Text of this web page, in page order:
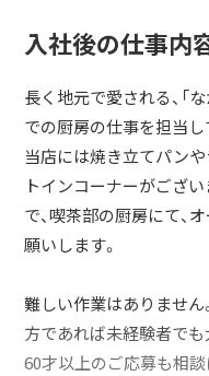
入社後の仕事内
長く地元で愛される、「
での厨房の仕事を担当し
当店には焼き立てパン
トインコーナーがござ
で、喫茶部の厨房にて、
願いします。
難しい作業はありませ
方であれば未経験者でも
60才以上のご応募も相談